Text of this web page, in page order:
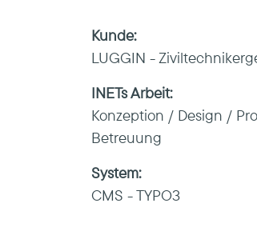
Kunde:
LUGGIN -
INETs Arbeit:
Konzeption / Design /
Betreuung
System:
CMS - TYPO3